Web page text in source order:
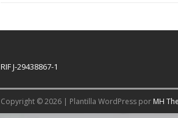
RIF J-29438867-1
Copyright © 2026 | Plantilla WordPress por MH